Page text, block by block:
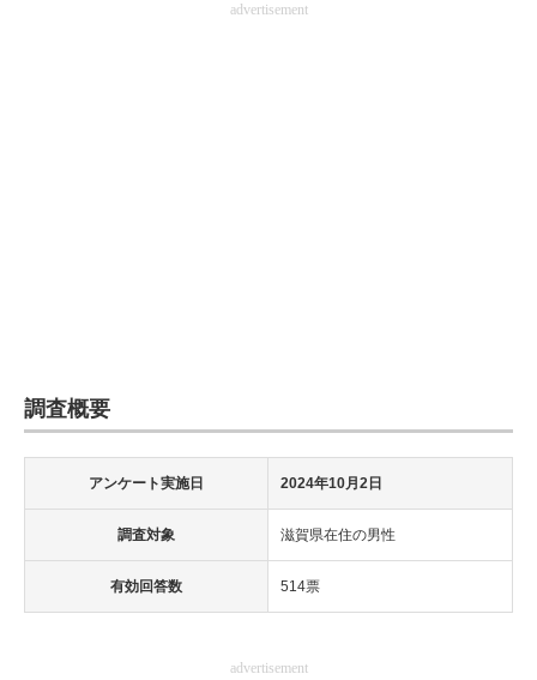
エレクトロニクス専門サイトadvertisement
調査概要
アンケート実施日 2024年10月2日
調査対象 滋賀県在住の男性
有効回答数 514票
advertisement